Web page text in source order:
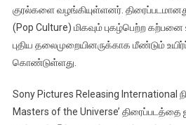
குரல்களை வழங்கியுள்ளனர்.
(Pop Culture) மிகவும் புகழ்பெற்ற
புதிய தலைமுறையினருக்காக மீண்டும்
கொண்டுள்ளது.
Sony Pictures Releasing International
Masters of the Universe’